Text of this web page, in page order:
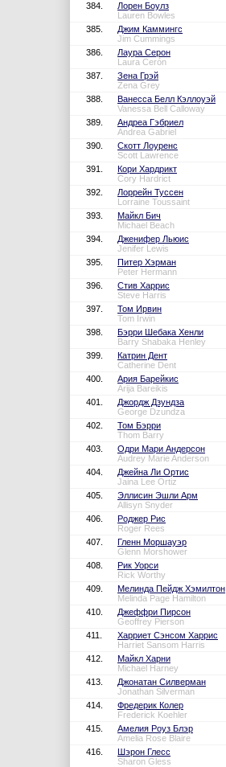
384.
Лорен Боулз
Lauren Bowles
385.
Джим Каммингс
Jim Cummings
386.
Лаура Серон
Laura Cerón
387.
Зена Грэй
Zena Grey
388.
Ванесса Белл Кэллоуэй
Vanessa Bell Calloway
389.
Андреа Гэбриел
Andrea Gabriel
390.
Скотт Лоуренс
Scott Lawrence
391.
Кори Хардрикт
Cory Hardrict
392.
Лоррейн Туссен
Lorraine Toussaint
393.
Майкл Бич
Michael Beach
394.
Дженифер Льюис
Jenifer Lewis
395.
Питер Хэрман
Peter Hermann
396.
Стив Харрис
Steve Harris
397.
Том Ирвин
Tom Irwin
398.
Бэрри Шебака Хенли
Barry Shabaka Henley
399.
Катрин Дент
Catherine Dent
400.
Ария Барейкис
Arija Bareikis
401.
Джордж Дзундза
George Dzundza
402.
Том Бэрри
Thom Barry
403.
Одри Мари Андерсон
Audrey Marie Anderson
404.
Джейна Ли Ортис
Jaina Lee Ortiz
405.
Эллисин Эшли Арм
Allisyn Snyder
406.
Роджер Рис
Roger Rees
407.
Гленн Моршауэр
Glenn Morshower
408.
Рик Уорси
Rick Worthy
409.
Мелинда Пейдж Хэмилтон
Melinda Page Hamilton
410.
Джеффри Пирсон
Geoffrey Pierson
411.
Харриет Сэнсом Харрис
Harriet Sansom Harris
412.
Майкл Харни
Michael Harney
413.
Джонатан Силверман
Jonathan Silverman
414.
Фредерик Колер
Frederick Koehler
415.
Амелия Роуз Блэр
Amelia Rose Blaire
416.
Шэрон Глесс
Sharon Gless